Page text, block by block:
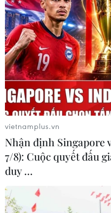
vietnamplus.vn
Nhận định Singapore
7/8): Cuộc quyết đấu
duy …